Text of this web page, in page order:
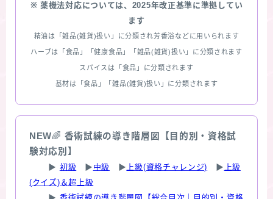
※ 薬機法対応については、2025年改正基準に準拠してい
ます
精油は「雑品(雑貨)扱い」に分類され芳香浴などに用いられます
ハーブは「食品」「健康食品」「雑品(雑貨)扱い」に分類されます
スパイスは「食品」に分類されます
基材は「食品」「雑品(雑貨)扱い」に分類されます
NEW🌈 香術試練の導き階層図【目的別・資格試
験対応別】
▶ 初級 ▶ 中級 ▶ 上級(資格チャレンジ) ▶ 上級
(クイズ)＆超上級